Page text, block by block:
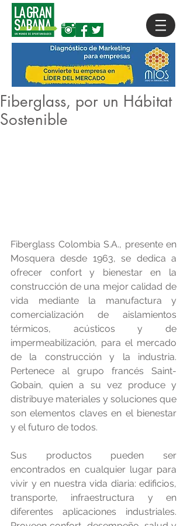
Fiberglass, por un Hábitat
Sostenible
Fiberglass Colombia S.A., presente en
Mosquera desde 1963, se dedica a
ofrecer confort y bienestar en la
construcción de una mejor calidad de
vida mediante la manufactura y
comercialización de aislamientos
térmicos, acústicos y de
impermeabilización, para el mercado
de la construcción y la industria.
Pertenece al grupo francés Saint-
Gobain, quien a su vez produce y
distribuye materiales y soluciones que
son elementos claves en el bienestar
y el futuro de todos.
Sus productos pueden ser
encontrados en cualquier lugar para
vivir y en nuestra vida diaria: edificios,
transporte, infraestructura y en
diferentes aplicaciones industriales.